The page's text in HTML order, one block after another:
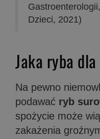
Dzieci, 2021)
Jaka ryba
Na pewno
podawać ryb
spożycie może
zakażenia